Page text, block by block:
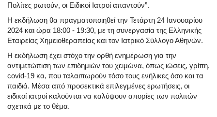
Πολίτες ρωτούν, οι Ειδικοί Ιατροί απαντούν”.
Η εκδήλωση θα πραγματοποιηθεί την Τετάρτη 24 Ιανουαρίου
2024 και ώρα 18:00 - 19:30, με τη συνεργασία της Ελληνικής
Εταιρείας Χημειοθεραπείας και τον Ιατρικό Σύλλογο Αθηνών.
Η εκδήλωση έχει στόχο την ορθή ενημέρωση για την
αντιμετώπιση των επιδημιών του χειμώνα, όπως ιώσεις, γρίπη,
covid-19 κα, που ταλαιπωρούν τόσο τους ενήλικες όσο και τα
παιδιά. Μέσα από προσεκτικά επιλεγμένες ερωτήσεις, οι
ειδικοί ιατροί καλούνται να καλύψουν απορίες των πολιτών
σχετικά με το θέμα.